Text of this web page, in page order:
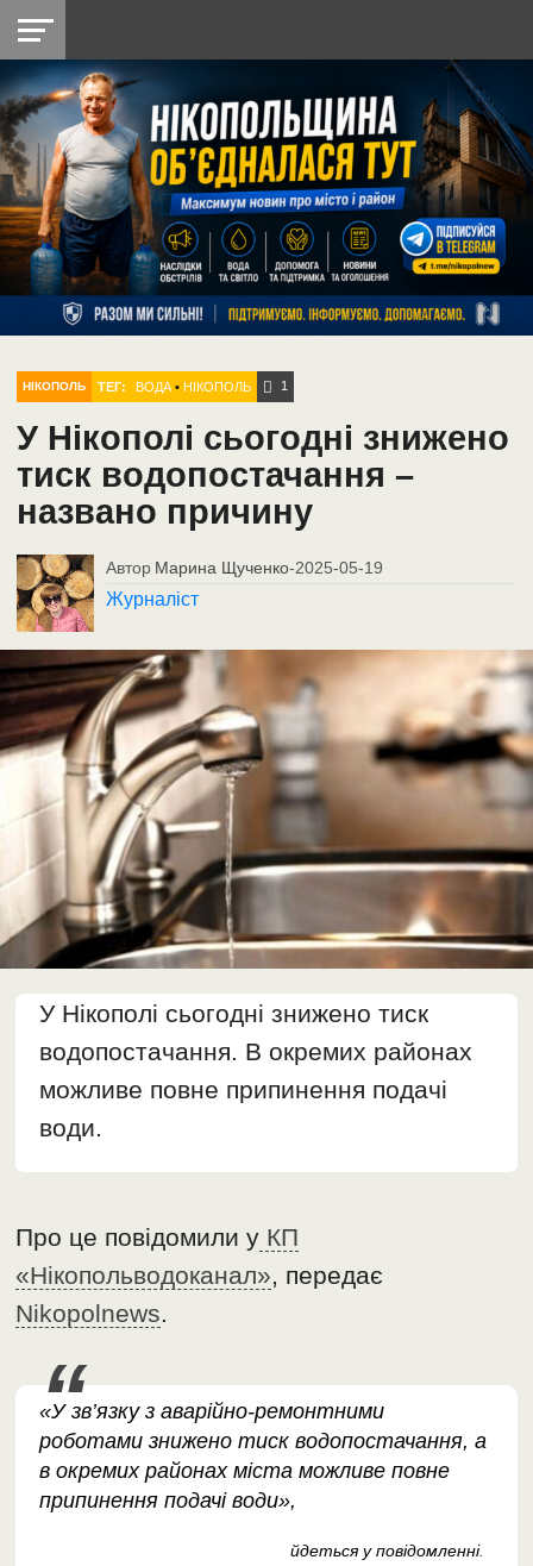
НІКОПОЛЬ
РАЙОН
СІЧЕСЛАВСЬКА
УКРАЇНА
РЕТРО
НІКОПОЛЬ
ЛАЙТ
УКРАЇНА
ДОПОМОГА
РАДІО
НІКОПОЛЬ ТЕГ: ВОДА •НІКОПОЛЬ 1
У Нікополі сьогодні знижено
тиск водопостачання –
названо причину
Автор Марина Щученко-2025-05-19
Журналіст
У Нікополі сьогодні знижено тиск
водопостачання. В окремих районах
можливе повне припинення подачі
води.
Про це повідомили у КП
«Нікопольводоканал», передає
Nikopolnews.
«У зв’язку з аварійно-ремонтними
роботами знижено тиск водопостачання, а
в окремих районах міста можливе повне
припинення подачі води»,
йдеться у повідомленні.